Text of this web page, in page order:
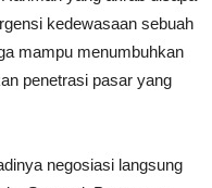
kedewasaan sebuah
mampu menumbuhkan
penetrasi pasar yang
negosiasi langsung